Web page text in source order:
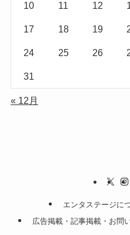
10 11 12
17 18 19
24 25 26
31
« 12月
エンタステージに
広告掲載・記事掲載・お問